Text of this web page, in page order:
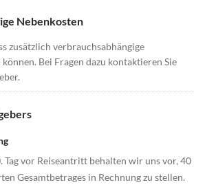
Nebenkosten
zusätzlich verbrauchsabhängige
Bei Fragen dazu kontaktieren Sie
Tag vor Reiseantritt behalten wir uns vor, 40
Gesamtbetrages in Rechnung zu stellen.